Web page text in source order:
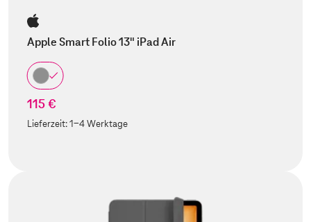
Apple Smart Folio 13" iPad Air
115 €
Lieferzeit:1-4 Werktage